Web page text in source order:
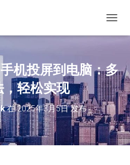
换
机投屏到电脑：多
，轻松实现
在2025年3月5日发布